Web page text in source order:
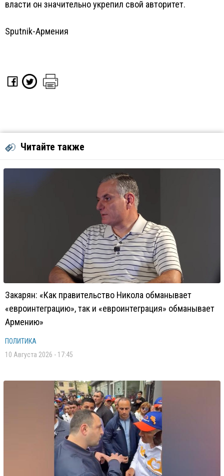
власти он значительно укрепил свой авторитет.
Sputnik-Армения
Читайте также
Закарян: «Как правительство Никола обманывает
«евроинтеграцию», так и «евроинтеграция» обманывает
Армению»
ПОЛИТИКА
10 Августа 2026 - 17:45